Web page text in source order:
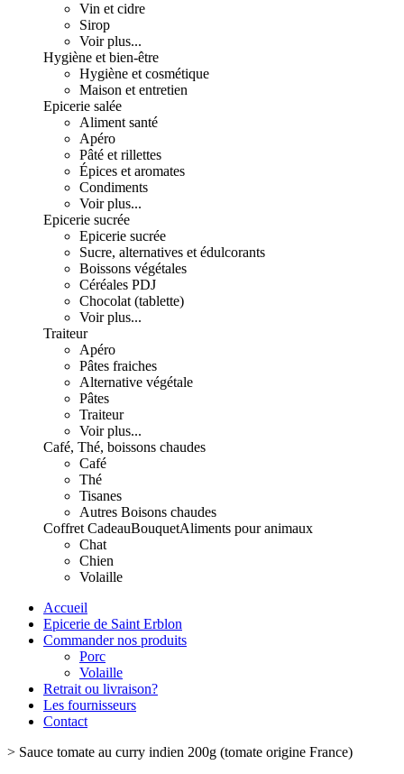
Vin et cidre
Sirop
Voir plus...
Hygiène et bien-être
Hygiène et cosmétique
Maison et entretien
Epicerie salée
Aliment santé
Apéro
Pâté et rillettes
Épices et aromates
Condiments
Voir plus...
Epicerie sucrée
Epicerie sucrée
Sucre, alternatives et édulcorants
Boissons végétales
Céréales PDJ
Chocolat (tablette)
Voir plus...
Traiteur
Apéro
Pâtes fraiches
Alternative végétale
Pâtes
Traiteur
Voir plus...
Café, Thé, boissons chaudes
Café
Thé
Tisanes
Autres Boisons chaudes
Coffret CadeauBouquetAliments pour animaux
Chat
Chien
Volaille
Accueil
Epicerie de Saint Erblon
Commander nos produits
Porc
Volaille
Retrait ou livraison?
Les fournisseurs
Contact
> Sauce tomate au curry indien 200g (tomate origine France)